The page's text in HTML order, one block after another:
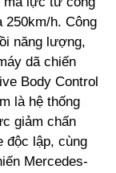
250km/h. Công
năng lượng,
dã chiến
Body Control
là hệ thống
giảm chấn
độc lập, cùng
Mercedes-